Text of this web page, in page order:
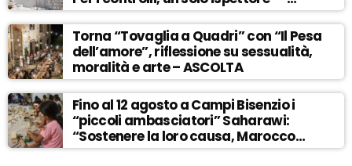
ASCOLTA
Torna “Tovaglia a Quadri” con “Il Pesa
dell’amore”, riflessione su sessualità,
moralità e arte – ASCOLTA
Fino al 12 agosto a Campi Bisenzio i
“piccoli ambasciatori” Saharawi:
“Sostenere la loro causa, Marocco
sempre più invadente” – ASCOLTA